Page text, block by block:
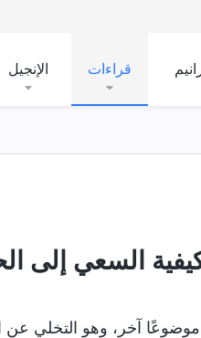
قراءات الإنجيل
السعي إلى
آخر، وهو التخلي عن